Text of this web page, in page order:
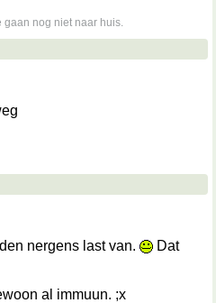
gaan nog niet naar huis.
nergens last van.
Dat
al immuun. ;x